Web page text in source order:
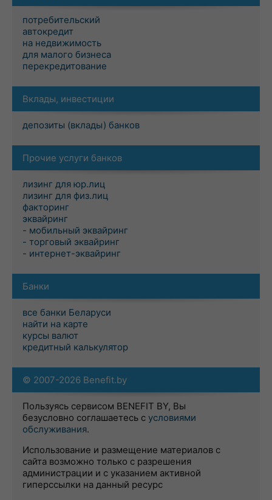
потребительский
автокредит
на недвижимость
для малого бизнеса
перекредитование
Вклады, инвестиции
депозиты (вклады) банков
Прочие услуги банков
лизинг для юр.лиц
лизинг для физ.лиц
факторинг
эквайринг
- мобильный эквайринг
- торговый эквайринг
- интернет-эквайринг
Банки
все банки Беларуси
найти на карте
курсы валют
кредитный калькулятор
© 2007-2026 Benefit.by
Пользуясь сервисом BENEFIT BY, Вы
безусловно соглашаетесь с условиями
обслуживания.
Использование и размещение материалов с
сайта возможно только с разрешения
администрации и с указанием активной
гиперссылки на данный ресурс